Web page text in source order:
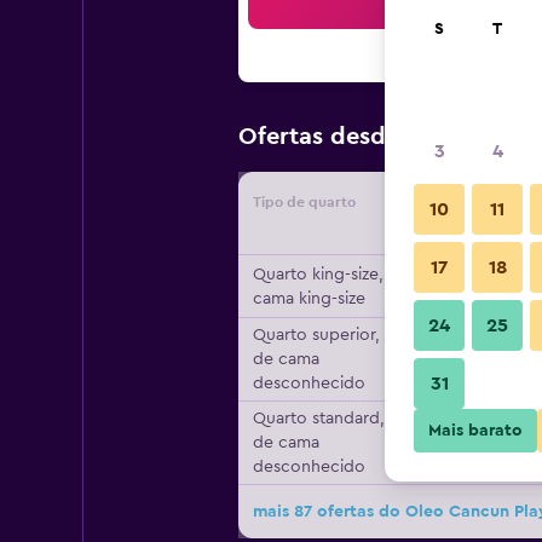
Ofertas desde preço
Tipo de quarto
Quarto king-size, 1
cama king-size
Quarto superior, Tipo
de cama
desconhecido
Quarto standard, Tipo
de cama
desconhecido
mais 87 ofertas do Oleo Cancun
S T
3 4
10 11
17 18
24 25
31
Mais barato